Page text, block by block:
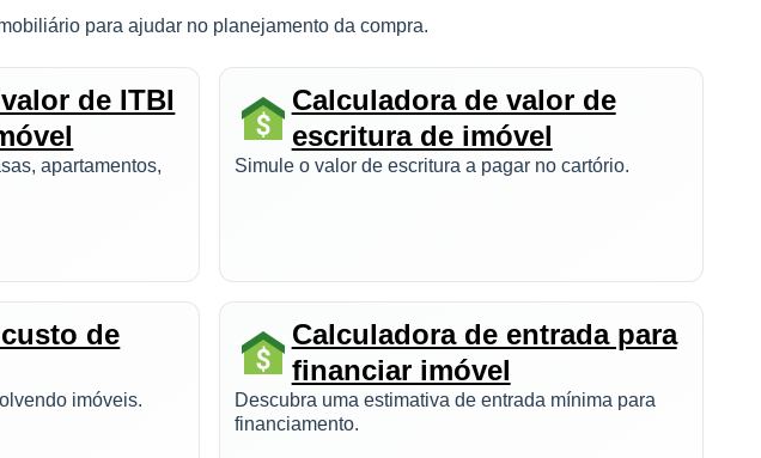
para ajudar no planejamento da compra.
de ITBI
apartamentos,
Calculadora de valor de
escritura de imóvel
Simule o valor de escritura a pagar no cartório.
de
imóveis.
Calculadora de entrada para
financiar imóvel
Descubra uma estimativa de entrada mínima para
financiamento.